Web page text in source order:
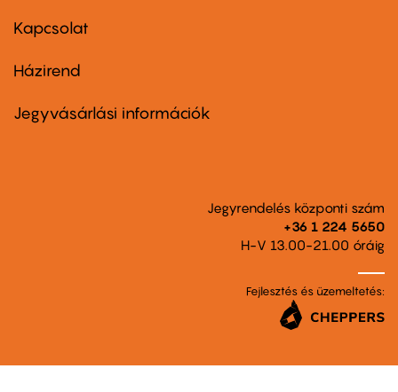
firstKapcsolat
Footer
second
Házirend
Jegyvásárlási információk
Jegyrendelés központi szám
+36 1 224 5650
H-V 13.00-21.00 óráig
Fejlesztés és üzemeltetés: